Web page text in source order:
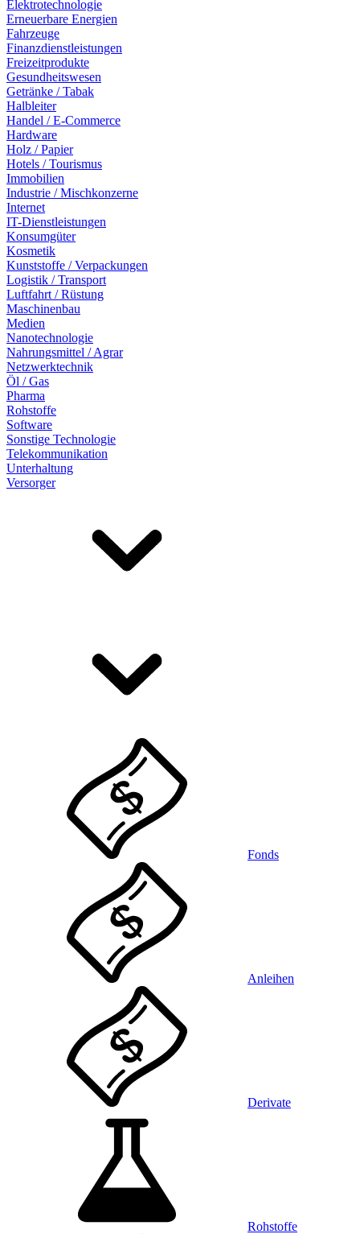
Elektrotechnologie
Erneuerbare Energien
Fahrzeuge
Finanzdienstleistungen
Freizeitprodukte
Gesundheitswesen
Getränke / Tabak
Halbleiter
Handel / E-Commerce
Hardware
Holz / Papier
Hotels / Tourismus
Immobilien
Industrie / Mischkonzerne
Internet
IT-Dienstleistungen
Konsumgüter
Kosmetik
Kunststoffe / Verpackungen
Logistik / Transport
Luftfahrt / Rüstung
Maschinenbau
Medien
Nanotechnologie
Nahrungsmittel / Agrar
Netzwerktechnik
Öl / Gas
Pharma
Rohstoffe
Software
Sonstige Technologie
Telekommunikation
Unterhaltung
Versorger
Fonds
Anleihen
Derivate
Rohstoffe